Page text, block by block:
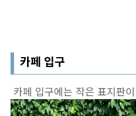
카페 입구
카페 입구에는 작은 표지판